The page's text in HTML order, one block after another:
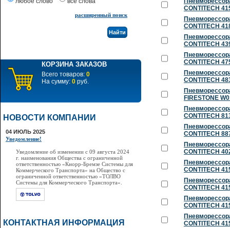
расширенный поиск
КОРЗИНА ЗАКАЗОВ
Всего товаров: 0
На сумму: 0 руб.
НОВОСТИ КОМПАНИИ
04 ИЮЛЬ 2025
Уведомление!
Уведомление об изменении с 09 августа 2024
г. наименования Общества с ограниченной
ответственностью «Кнорр-Бремзе Системы для
Коммерческого Транспорта» на Общество с
ограниченной ответственностью «ТОЛВО
Системы для Коммерческого Транспорта».
КОНТАКТНАЯ ИНФОРМАЦИЯ
CONTITECH
CONTITECH
CONTITECH
CONTITECH
CONTITECH
FIRESTONE
CONTITECH
CONTITECH
CONTITECH
CONTITECH
CONTITECH
CONTITECH
CONTITECH